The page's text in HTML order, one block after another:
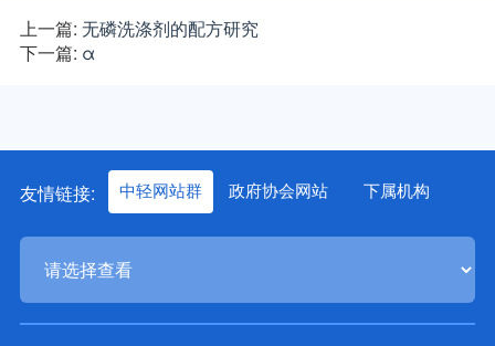
上一篇: 无磷洗涤剂的配方研究
下一篇: α
友情链接: 中轻网站群 政府协会网站 下属机构